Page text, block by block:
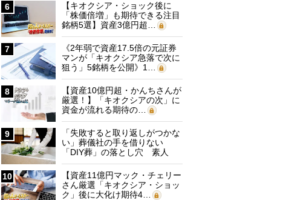
6
【キオクシア・ショック後に
「株価倍増」も期待できる注目
銘柄5選】資産3億円超…
7
《2年弱で資産17.5倍の元証券
マンが「キオクシア急落で次に
狙う」5銘柄を公開》1…
8
【資産10億円超・かんちさんが
厳選！】「キオクシアの次」に
資金が流れる期待の…
9
「失敗すると取り返しがつかな
い」葬儀社の手を借りない
「DIY葬」の落とし穴 素人
に…
10
【資産11億円マック・チェリー
さん厳選「キオクシア・ショッ
ク」後に大化け期待4…